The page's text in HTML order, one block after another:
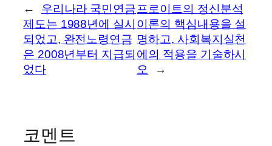
←
우리나라 국민연금
제도는 1988년에 실시
되었고, 완전노령연금
은 2008년부터 지급되
었다
프로이트의 정신분석
이론의 핵심내용을 설
명하고, 사회복지실천
에의 적용을 기술하시
오
→
코멘트